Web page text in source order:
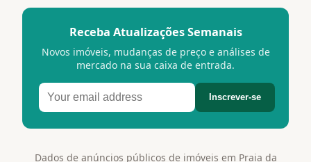
Receba Atualizações Semanais
Novos imóveis, mudanças de preço e análises de
mercado na sua caixa de entrada.
Inscrever-se
Dados de anúncios públicos de imóveis em Praia da